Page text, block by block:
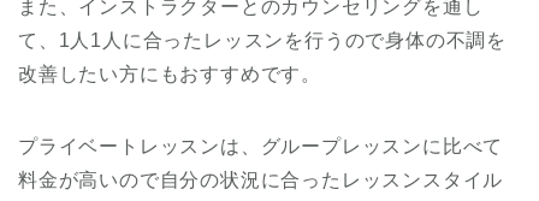
また、インストラクターとのカウンセリングを通し
て、1人1人に合ったレッスンを行うので身体の不調を
改善したい方にもおすすめです。
プライベートレッスンは、グループレッスンに比べて
料金が高いので自分の状況に合ったレッスンスタイル